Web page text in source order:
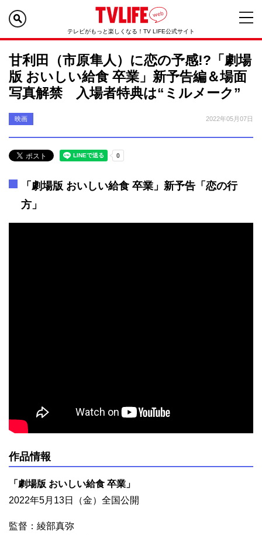
テレビがもっと楽しくなる！TV LIFE公式サイト
甘利田（市原隼人）に恋の予感!?「劇場
版 おいしい給食 卒業」新予告編＆場面
写真解禁 入場者特典は“ミルメーク”
映画 2022年05月07日
「劇場版 おいしい給食 卒業」新予告「恋の行
方」
作品情報
「劇場版 おいしい給食 卒業」
2022年5月13日（金）全国公開
監督：綾部真弥